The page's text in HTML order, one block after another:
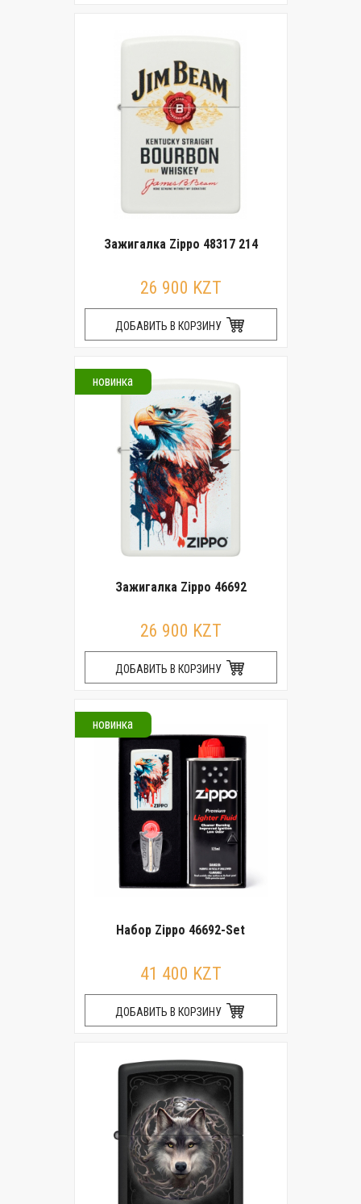
Зажигалка Zippo 48317 214
26 900 KZT
ДОБАВИТЬ В КОРЗИНУ
новинка
Зажигалка Zippo 46692
26 900 KZT
ДОБАВИТЬ В КОРЗИНУ
новинка
Набор Zippo 46692-Set
41 400 KZT
ДОБАВИТЬ В КОРЗИНУ